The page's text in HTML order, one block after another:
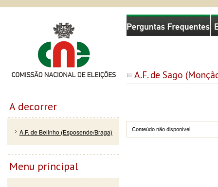
A.F. de Sago
Conteúdo não disponível.
Comissão Nacional de Eleições
A decorrer
A.F. de Belinho (Esposende/Braga)
Menu principal